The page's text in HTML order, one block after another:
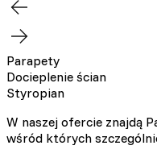
Parapety
Docieplenie ścian
Styropian
W naszej ofercie znajdą
wśród których